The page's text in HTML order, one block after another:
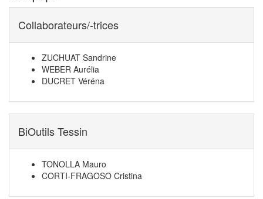
Collaborateurs/-trices
ZUCHUAT Sandrine
WEBER Aurélia
DUCRET Véréna
BiOutils Tessin
TONOLLA Mauro
CORTI-FRAGOSO Cristina